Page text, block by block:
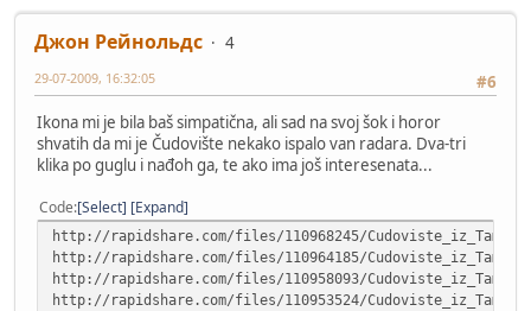
Джон Рейнольдс
4
#6
29-07-2009, 16:32:05
Ikona mi je bila baš simpatična, ali sad na svoj šok i horor
shvatih da mi je Čudovište nekako ispalo van radara. Dva-tri
klika po guglu i nađoh ga, te ako ima još interesenata...
Code Select Expand
http://rapidshare.com/files/110968245/
http://rapidshare.com/files/110964185/
http://rapidshare.com/files/110958093/
http://rapidshare.com/files/110953524/